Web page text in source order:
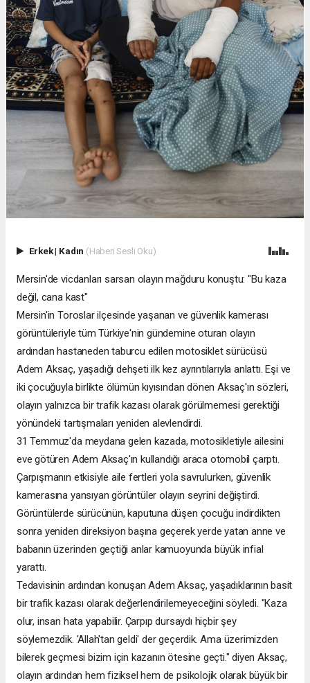
Erkek| Kadın (Haberi Sesli Oku)
Mersin'de vicdanları sarsan olayın mağduru konuştu: "Bu kaza
değil, cana kast"
Mersin'in Toroslar ilçesinde yaşanan ve güvenlik kamerası
görüntüleriyle tüm Türkiye'nin gündemine oturan olayın
ardından hastaneden taburcu edilen motosiklet sürücüsü
Adem Aksaç, yaşadığı dehşeti ilk kez ayrıntılarıyla anlattı. Eşi ve
iki çocuğuyla birlikte ölümün kıyısından dönen Aksaç'ın sözleri,
olayın yalnızca bir trafik kazası olarak görülmemesi gerektiği
yönündeki tartışmaları yeniden alevlendirdi.
31 Temmuz'da meydana gelen kazada, motosikletiyle ailesini
eve götüren Adem Aksaç'ın kullandığı araca otomobil çarptı.
Çarpışmanın etkisiyle aile fertleri yola savrulurken, güvenlik
kamerasına yansıyan görüntüler olayın seyrini değiştirdi.
Görüntülerde sürücünün, kaputuna düşen çocuğu indirdikten
sonra yeniden direksiyon başına geçerek yerde yatan anne ve
babanın üzerinden geçtiği anlar kamuoyunda büyük infial
yarattı.
Tedavisinin ardından konuşan Adem Aksaç, yaşadıklarının basit
bir trafik kazası olarak değerlendirilemeyeceğini söyledi. "Kaza
olur, insan hata yapabilir. Çarpıp dursaydı hiçbir şey
söylemezdik. 'Allah'tan geldi' der geçerdik. Ama üzerimizden
bilerek geçmesi bizim için kazanın ötesine geçti." diyen Aksaç,
olayın ardından hem fiziksel hem de psikolojik olarak büyük bir